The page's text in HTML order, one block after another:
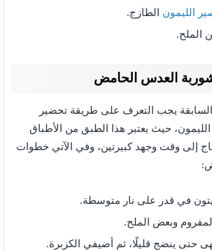
الليمون الطازج.
الملح.
العدس الحامض
يجب التعرف على طريقة تحضير
حيث يعتبر هذا الطبق من الأطباق
إلى وقت وجهد كبيرتين، وفي الآتي خطوات
في قدر على نار متوسطة.
وبعض الملح.
حتى ينضج قليلًا، ثم أضيفي الكزبرة.